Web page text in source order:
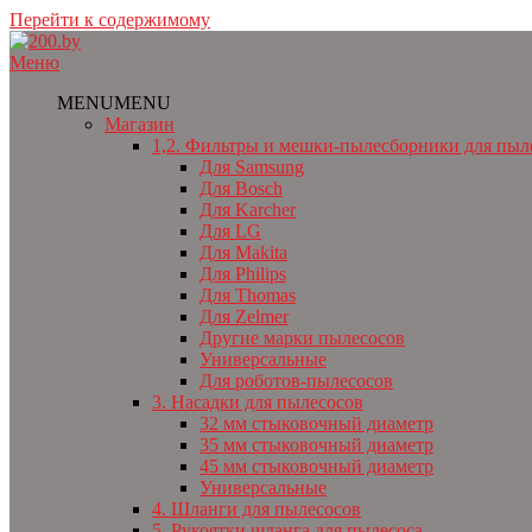
Перейти к содержимому
Меню
MENUMENU
Магазин
1,2. Фильтры и мешки-пылесборники для
Для Samsung
Для Bosch
Для Karcher
Для LG
Для Makita
Для Philips
Для Thomas
Для Zelmer
Другие марки пылесосов
Универсальные
Для роботов-пылесосов
3. Насадки для пылесосов
32 мм стыковочный диаметр
35 мм стыковочный диаметр
45 мм стыковочный диаметр
Универсальные
4. Шланги для пылесосов